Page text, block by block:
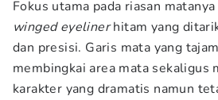
Fokus utama pada riasan
winged eyelinerhitam yang
dan presisi. Garis mata yang
membingkai area mata sekaligus
karakter yang dramatis namun